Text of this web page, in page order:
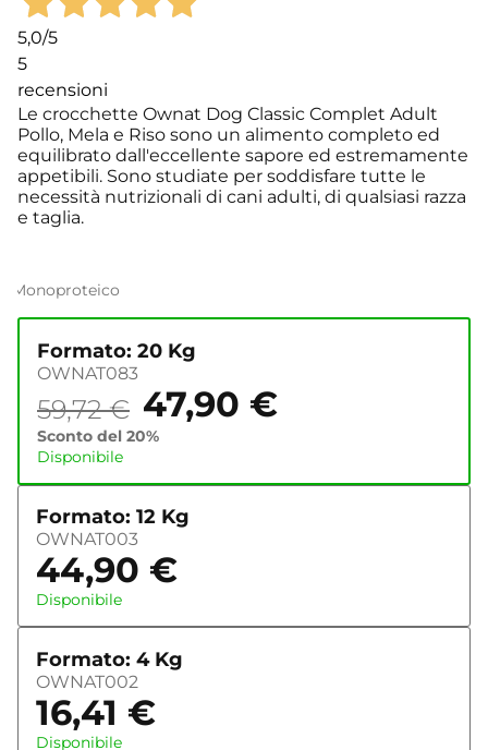
5,0/5
5
recensioni
Le crocchette Ownat Dog Classic Complet Adult
Pollo, Mela e Riso sono un alimento completo ed
equilibrato dall'eccellente sapore ed estremamente
appetibili. Sono studiate per soddisfare tutte le
necessità nutrizionali di cani adulti, di qualsiasi razza
e taglia.
Monoproteico
Formato: 20 Kg
OWNAT083
59,72€ 47,90 €
Sconto del 20%
Disponibile
Formato: 12 Kg
OWNAT003
44,90 €
Disponibile
Formato: 4 Kg
OWNAT002
16,41 €
Disponibile